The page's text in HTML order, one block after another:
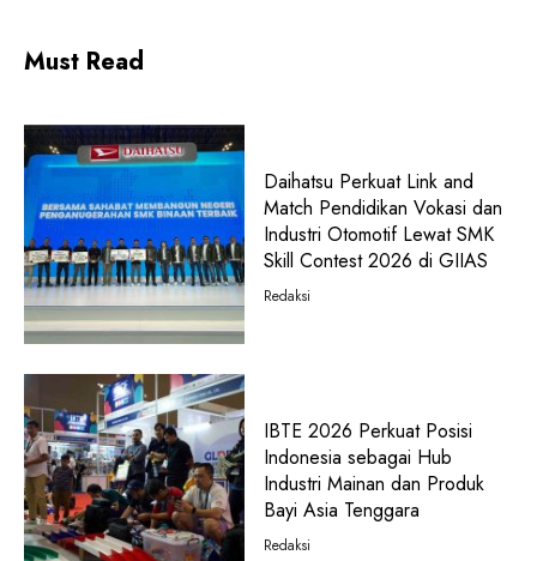
Must Read
Daihatsu Perkuat Link and
Match Pendidikan Vokasi dan
Industri Otomotif Lewat SMK
Skill Contest 2026 di GIIAS
Redaksi
IBTE 2026 Perkuat Posisi
Indonesia sebagai Hub
Industri Mainan dan Produk
Bayi Asia Tenggara
Redaksi